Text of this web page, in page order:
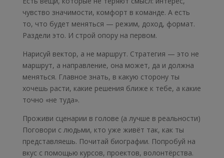
чувство значимости, комфорт в команде. А есть
то, что будет меняться — режим, доход, формат.
Раздели это. И строй опору на первом.
Нарисуй вектор, а не маршрут. Стратегия — это не
маршрут, а направление, она может, да и должна
меняться. Главное знать, в какую сторону ты
хочешь расти, какие решения ближе к тебе, а какие
точно «не туда».
Проживи сценарии в голове (а лучше в реальности)
Поговори с людьми, кто уже живёт так, как ты
представляешь. Почитай биографии. Попробуй на
вкус с помощью курсов, проектов, волонтёрства.